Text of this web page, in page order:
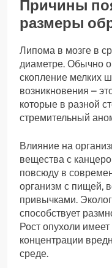
Причины
размеры
Липома в мозге в
диаметре. Обычно
скопление мелких
возникновения –
которые в разной
стремительный
Влияние на
вещества с
повсюду в
организм с пищей,
привычками.
способствует
Рост опухоли
концентрации
среде.